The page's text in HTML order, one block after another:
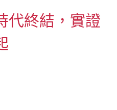
代終結，實證